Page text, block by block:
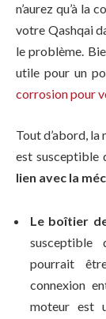
n’aurez qu’à la
votre Qashqai
le problème.
utile pour un
corrosion pour
Tout d’abord,
est susceptible
lien avec la
Le boîtier
susceptible
pourrait
connexion
moteur est